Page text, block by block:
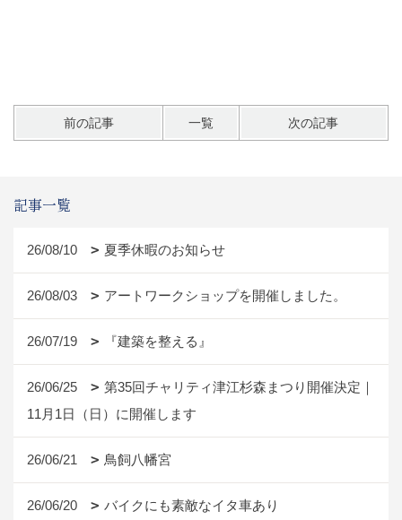
前の記事 一覧 次の記事
記事一覧
26/08/10 夏季休暇のお知らせ
26/08/03 アートワークショップを開催しました。
26/07/19 『建築を整える』
26/06/25
第35回チャリティ津江杉森まつり開催決定｜
11月1日（日）に開催します
26/06/21 鳥飼八幡宮
26/06/20 バイクにも素敵なイタ車あり